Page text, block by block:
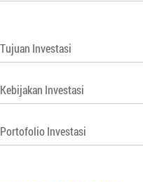
Tujuan Investasi
Kebijakan Investasi
Portofolio Investasi